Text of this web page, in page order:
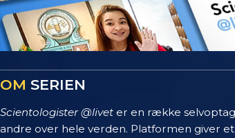
OM SERIEN
Scientologister @livet er en række
andre over hele verden. Platformen giver